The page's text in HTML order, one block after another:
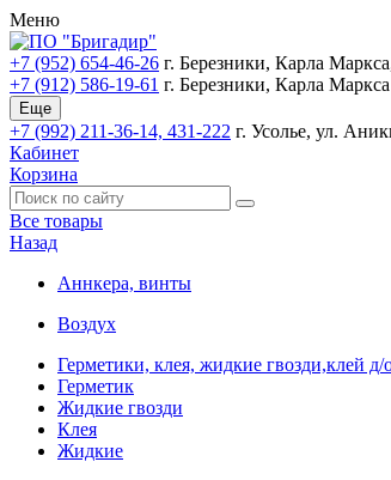
Меню
+7 (952) 654-46-26 г. Березники, Карла
+7 (912) 586-19-61 г. Березники, Карла
Еще
+7 (992) 211-36-14, 431-222 г. Усолье, ул.
Кабинет
Корзина
Все товары
Назад
Аннкера, винты
Воздух
Герметики, клея, жидкие гвозди,клей д/
Герметик
Жидкие гвозди
Клея
Жидкие